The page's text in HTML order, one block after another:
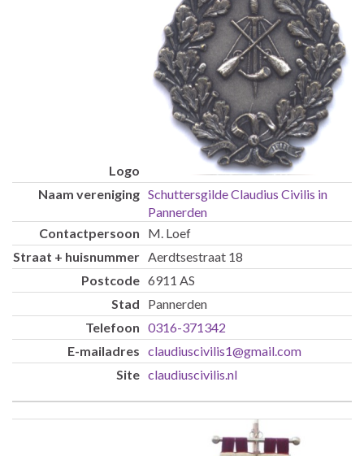
Schuttersgilde Claudius Civilis in
Pannerden
M. Loef
Aerdtsestraat 18
6911 AS
Pannerden
0316-371342
claudiuscivilis1@gmail.com
claudiuscivilis.nl